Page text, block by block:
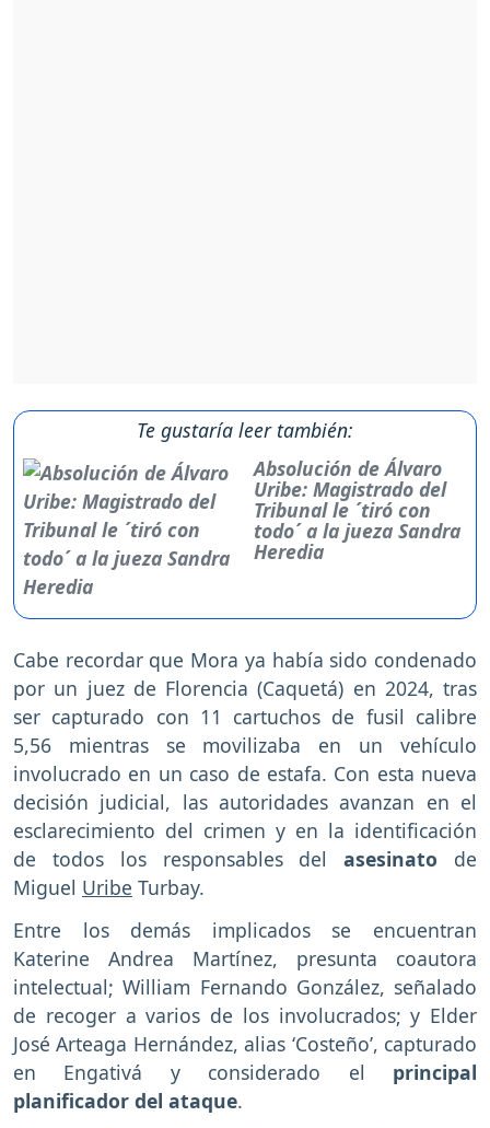
Te gustaría leer también:
Absolución de Álvaro
Uribe: Magistrado del
Tribunal le ´tiró con
todo´ a la jueza Sandra
Heredia
Cabe recordar que Mora ya había sido condenado
por un juez de Florencia (Caquetá) en 2024, tras
ser capturado con 11 cartuchos de fusil calibre
5,56 mientras se movilizaba en un vehículo
involucrado en un caso de estafa. Con esta nueva
decisión judicial, las autoridades avanzan en el
esclarecimiento del crimen y en la identificación
de todos los responsables delasesinato de
Miguel Uribe Turbay.
Entre los demás implicados se encuentran
Katerine Andrea Martínez, presunta coautora
intelectual; William Fernando González, señalado
de recoger a varios de los involucrados; y Elder
José Arteaga Hernández, alias ‘Costeño’, capturado
en Engativá y considerado el principal
planificador del ataque.